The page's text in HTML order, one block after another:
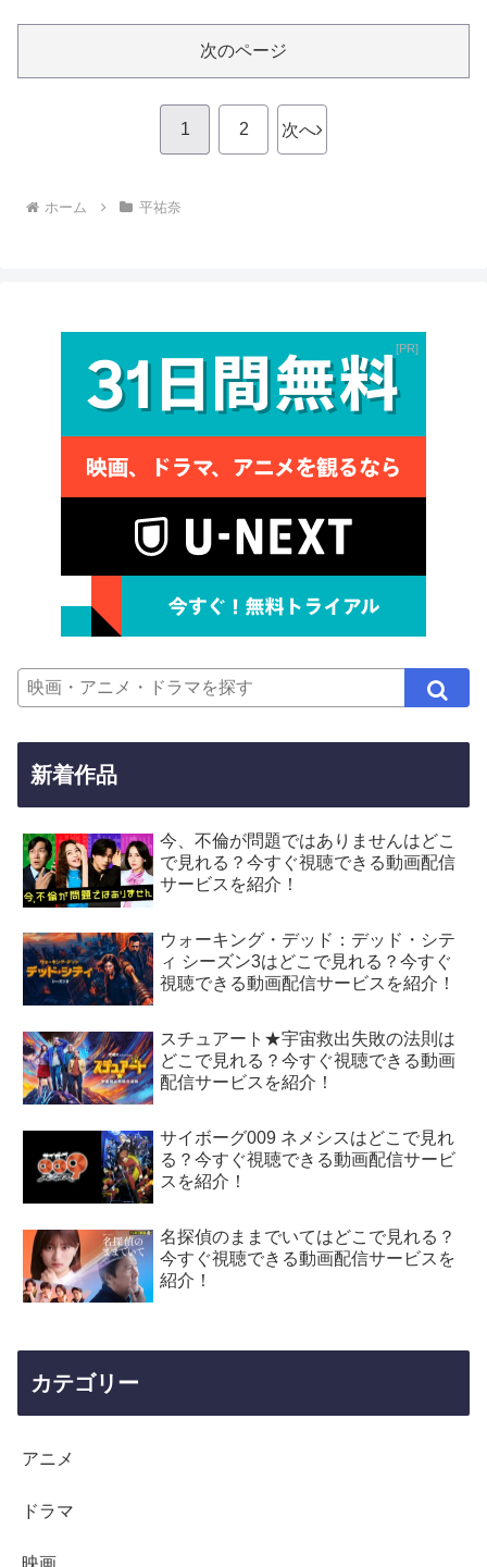
次のページ
1 2 次へ
ホーム 平祐奈
PR
新着作品
今、不倫が問題ではありませんはどこ
で見れる？今すぐ視聴できる動画配信
サービスを紹介！
ウォーキング・デッド：デッド・シテ
ィ シーズン3はどこで見れる？今すぐ
視聴できる動画配信サービスを紹介！
スチュアート★宇宙救出失敗の法則は
どこで見れる？今すぐ視聴できる動画
配信サービスを紹介！
サイボーグ009 ネメシスはどこで見れ
る？今すぐ視聴できる動画配信サービ
スを紹介！
名探偵のままでいてはどこで見れる？
今すぐ視聴できる動画配信サービスを
紹介！
カテゴリー
アニメ
ドラマ